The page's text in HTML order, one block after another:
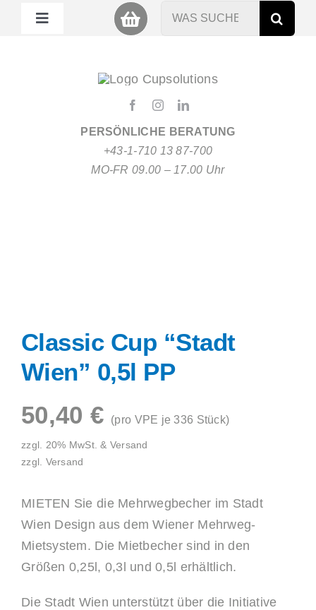
PERSÖNLICHE BERATUNG
+43-1-710 13 87-700
MO-FR 09.00 – 17.00 Uhr
Toggle
Shop
Suche
Classic Cup “Stadt
Wien” 0,5l PP
50,40 € (pro VPE je 336 Stück)
zzgl. 20% MwSt. & Versand
zzgl. Versand
MIETEN Sie die Mehrwegbecher im Stadt
Wien Design aus dem Wiener Mehrweg-
Mietsystem. Die Mietbecher sind in den
Größen 0,25l, 0,3l und 0,5l erhältlich.
Die Stadt Wien unterstützt über die Initiative